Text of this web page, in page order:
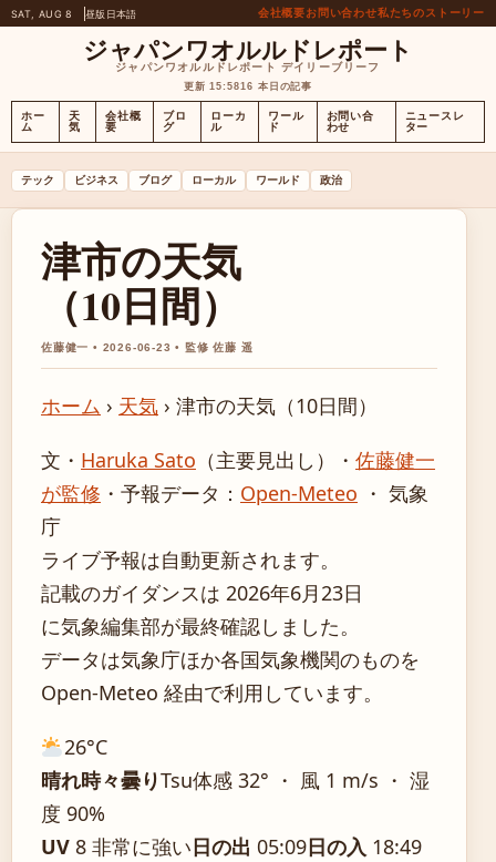
SAT, AUG 8 昼版 日本語 会社概要お問い合わせ私たちのストーリー
ジャパンワオルルドレポート
ジャパンワオルルドレポート デイリーブリーフ
更新 15:5816 本日の記事
ホー
ム
天
気
会社概
要
ブロ
グ
ローカ
ル
ワール
ド
お問い合
わせ
ニュースレ
ター
テック ビジネス ブログ ローカル ワールド 政治
津市の天気
（10日間）
佐藤健一 • 2026-06-23 • 監修 佐藤 遥
ホーム › 天気 › 津市の天気（10日間）
文・ Haruka Sato （主要見出し） ・ 佐藤健一
が監修 ・ 予報データ： Open-Meteo ・ 気象
庁
ライブ予報は自動更新されます。
記載のガイダンスは 2026年6月23日
に気象編集部が最終確認しました。
データは気象庁ほか各国気象機関のものを
Open-Meteo 経由で利用しています。
26°C
晴れ時々曇りTsu体感 32° ・ 風 1 m/s ・ 湿
度 90%
UV 8 非常に強い日の出 05:09日の入 18:49